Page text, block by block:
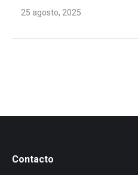
25 agosto, 2025
Contacto